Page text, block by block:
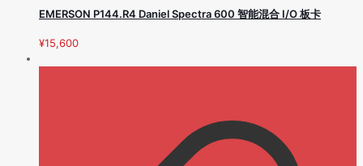
EMERSON P144.R4 Daniel Spectra 600 智能混合 I/O 板卡
¥15,600